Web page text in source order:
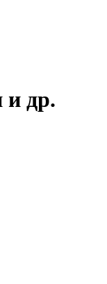
и др.